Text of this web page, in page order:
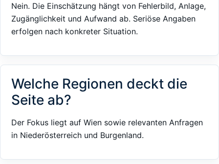
Nein. Die Einschätzung hängt von Fehlerbild, Anlage,
Zugänglichkeit und Aufwand ab. Seriöse Angaben
erfolgen nach konkreter Situation.
Welche Regionen deckt die
Seite ab?
Der Fokus liegt auf Wien sowie relevanten Anfragen
in Niederösterreich und Burgenland.